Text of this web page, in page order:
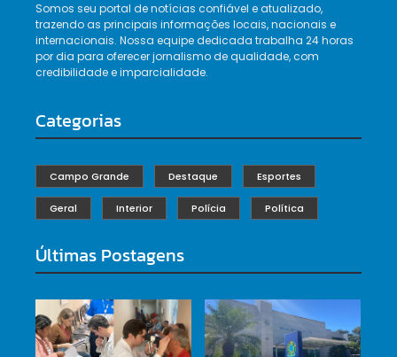
Somos seu portal de notícias confiável e atualizado,
trazendo as principais informações locais, nacionais e
internacionais. Nossa equipe dedicada trabalha 24 horas
por dia para oferecer jornalismo de qualidade, com
credibilidade e imparcialidade.
Categorias
Campo Grande Destaque Esportes
Geral Interior Polícia Política
Últimas Postagens